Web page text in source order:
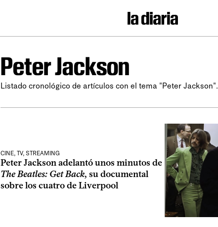
Peter Jackson
Listado cronológico de artículos con el tema "Peter Jackson".
CINE, TV, STREAMING
Peter Jackson adelantó unos minutos de
The Beatles: Get Back, su documental
sobre los cuatro de Liverpool